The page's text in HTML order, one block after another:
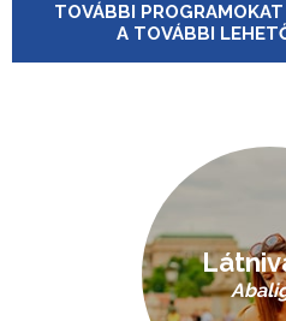
TOVÁBBI
A TOVÁBBI